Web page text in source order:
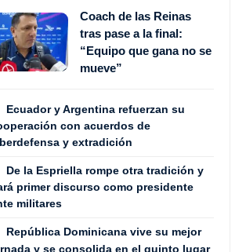
Coach de las Reinas
tras pase a la final:
“Equipo que gana no se
mueve”
Ecuador y Argentina refuerzan su
con acuerdos de
y extradición
De la Espriella rompe otra tradición y
primer discurso como presidente
militares
República Dominicana vive su mejor
y se consolida en el quinto lugar